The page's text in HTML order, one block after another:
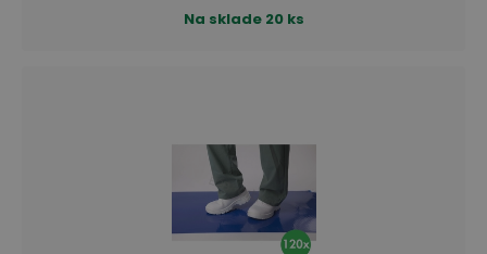
Na sklade 20 ks